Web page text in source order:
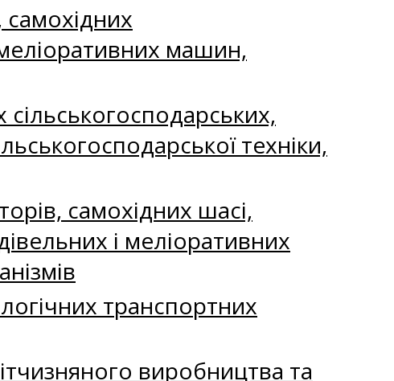
самохідних
машин,
сільськогосподарських,
техніки,
самохідних шасі,
і меліоративних
транспортних
виробництва та